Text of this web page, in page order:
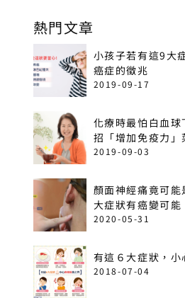
熱門文章
小孩子若有這9大
癌症的徵兆
2019-09-17
化療時最怕白血
招「增加免疫力」
2019-09-03
顏面神經痛竟可
大症狀有癌變可能
2020-05-31
有這６大症狀，小
2018-07-04